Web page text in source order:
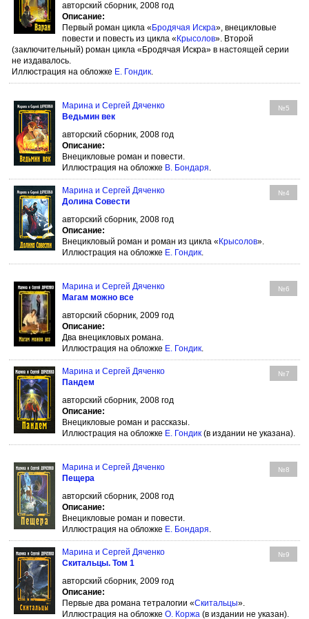
авторский сборник, 2008 год
Описание:
Первый роман цикла « Бродячая Искра», внецикловые
повести и повесть из цикла « Крысолов». Второй
(заключительный) роман цикла «Бродячая Искра» в настоящей серии
не издавалось.
Иллюстрация на обложке Е. Гондик.
Марина и Сергей Дяченко №5
Ведьмин век
авторский сборник, 2008 год
Описание:
Внецикловые роман и повести.
Иллюстрация на обложке В. Бондаря.
Марина и Сергей Дяченко №4
Долина Совести
авторский сборник, 2008 год
Описание:
Внецикловый роман и роман из цикла « Крысолов».
Иллюстрация на обложке Е. Гондик.
Марина и Сергей Дяченко №6
Магам можно все
авторский сборник, 2009 год
Описание:
Два внецикловых романа.
Иллюстрация на обложке Е. Гондик.
Марина и Сергей Дяченко №7
Пандем
авторский сборник, 2008 год
Описание:
Внецикловые роман и рассказы.
Иллюстрация на обложке Е. Гондик (в издании не указана).
Марина и Сергей Дяченко №8
Пещера
авторский сборник, 2008 год
Описание:
Внецикловые роман и повести.
Иллюстрация на обложке Е. Бондаря.
Марина и Сергей Дяченко №9
Скитальцы. Том 1
авторский сборник, 2009 год
Описание:
Первые два романа тетралогии «Скитальцы».
Иллюстрация на обложке О. Коржа (в издании не указан).